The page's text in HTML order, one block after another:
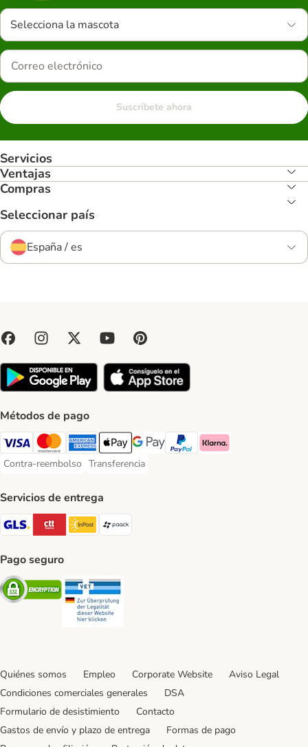
Selecciona la mascota
Suscríbete ahora
Servicios
Ventajas
Compras
Seleccionar país
España / es
Métodos de pago
Visa Payment Method
Mastercard Payment Method
American Express Payment Method
Apple Pay Payment Method
Google Pay Payment Method
PayPal Payment Method
Klarna Payment Method
Contra-reembolso
Contra-reembolso Payment Method
Transferencia
Transferencia Payment Method
Servicios de entrega
GLS Shipping Method
CTTExpress Shipping Method
InPost Shipping Method
paack Shipping Method
Pago seguro
Security
Quiénes somos Empleo Corporate Website
Aviso Legal
Condiciones comerciales generales
DSA
Formulario de desistimiento
Contacto
Gastos de envío y plazo de entrega
Formas de pago